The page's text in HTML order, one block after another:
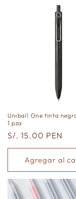
Uniball One tinta
1 pza
Precio
habitual
S/. 15.00 PEN
Agregar al